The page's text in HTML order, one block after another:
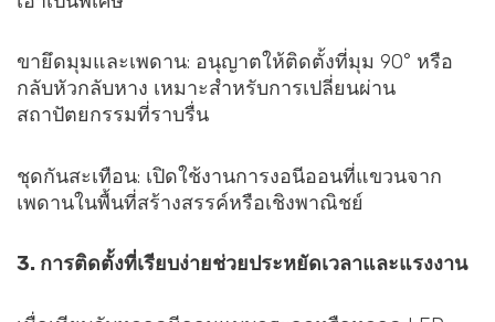
ขายึดมุมและเพดาน: อนุญาตให้ติดตั้งที่มุม 90° หรือ
กลับหัวกลับหาง เหมาะสำหรับการเปลี่ยนผ่าน
สถาปัตยกรรมที่ราบรื่น
ชุดกันสะเทือน: เปิดใช้งานการงอนีออนที่แขวนจาก
เพดานในพื้นที่สร้างสรรค์หรือเชิงพาณิชย์
3. การติดตั้งที่เรียบง่ายช่วยประหยัดเวลาและแรงงาน